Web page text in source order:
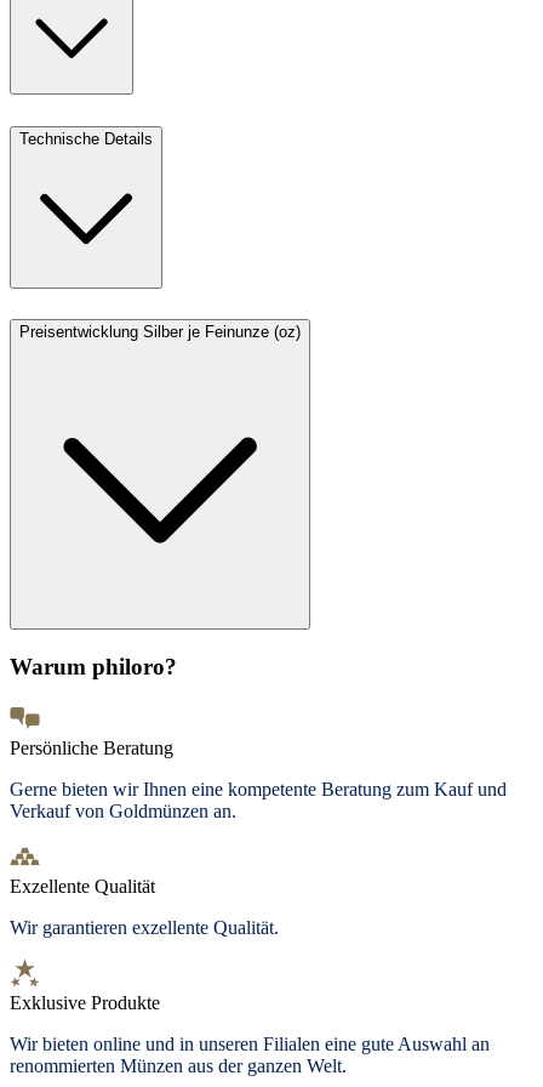
Technische Details
Preisentwicklung Silber je Feinunze (oz)
Warum philoro?
Persönliche Beratung
Gerne bieten wir Ihnen eine kompetente Beratung zum Kauf und
Verkauf von Goldmünzen an.
Exzellente Qualität
Wir garantieren exzellente Qualität.
Exklusive Produkte
Wir bieten online und in unseren Filialen eine gute Auswahl an
renommierten Münzen aus der ganzen Welt.